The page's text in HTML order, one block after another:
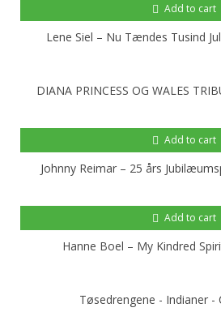
Add to cart
Lene Siel ‎– Nu Tændes Tusind
DIANA PRINCESS OG WALES
Add to cart
Johnny Reimar ‎– 25 års
Add to cart
Hanne Boel ‎– My Kindred
Tøsedrengene - Indianer -